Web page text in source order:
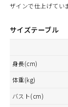
ザインで仕上げてい
サイズテーブル
身長(cm)
体重(kg)
バスト(cm)